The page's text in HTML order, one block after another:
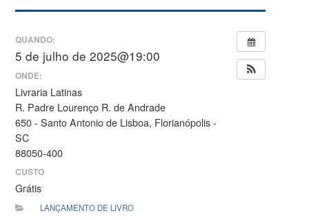
QUANDO:
5 de julho de 2025@19:00
ONDE:
Livraria Latinas
R. Padre Lourenço R. de Andrade
650 - Santo Antonio de Lisboa, Florianópolis -
SC
88050-400
CUSTO
Grátis
LANÇAMENTO DE LIVRO